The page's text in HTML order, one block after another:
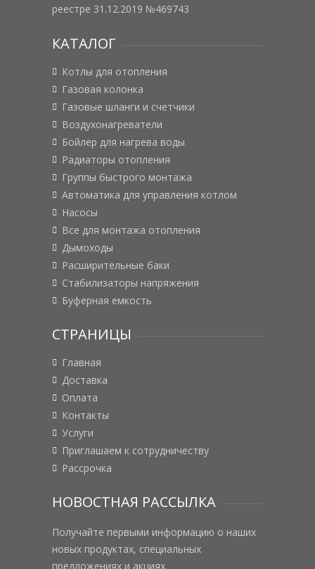
реестре 31.12.2019 №469743
КАТАЛОГ
Котлы для отопления
Газовая колонка
Газовые шланги и счетчики
Воздухонагреватели
Бойлер для нагрева воды
Радиаторы отопления
Группы быстрого монтажа
Автоматика для управления котлом
Насосы
Все для монтажа отопления
Дымоходы
Расширительные баки
Стабилизаторы напряжения
Буферная емкость
СТРАНИЦЫ
Главная
Доставка
Оплата
Контакты
Услуги
Приглашаем к сотрудничеству
Рассрочка
НОВОСТНАЯ РАССЫЛКА
Получайте первыми информацию о наших
новых продуктах, специальных
предложениях и акциях.